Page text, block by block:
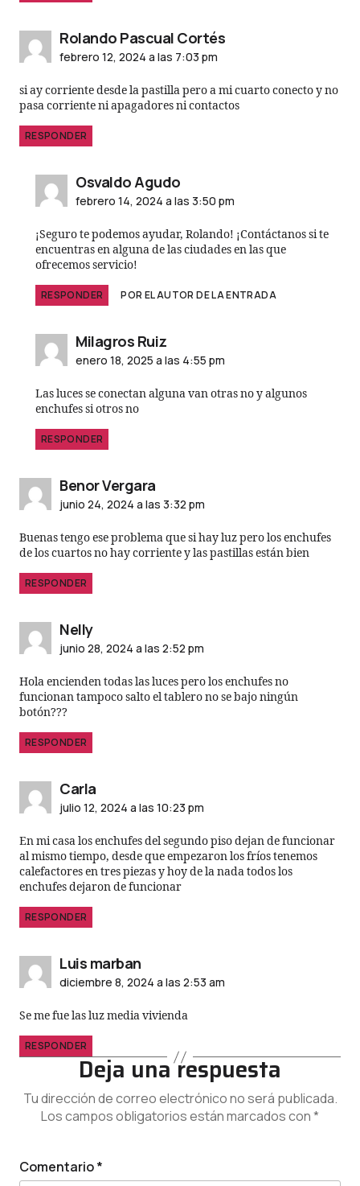
Rolando Pascual Cortés
febrero 12, 2024 a las 7:03 pm
si ay corriente desde la pastilla pero a mi cuarto conecto y no
pasa corriente ni apagadores ni contactos
RESPONDER
Osvaldo Agudo
febrero 14, 2024 a las 3:50 pm
¡Seguro te podemos ayudar, Rolando! ¡Contáctanos si te
encuentras en alguna de las ciudades en las que
ofrecemos servicio!
RESPONDER POR EL AUTOR DE LA ENTRADA
Milagros Ruiz
enero 18, 2025 a las 4:55 pm
Las luces se conectan alguna van otras no y algunos
enchufes si otros no
RESPONDER
Benor Vergara
junio 24, 2024 a las 3:32 pm
Buenas tengo ese problema que si hay luz pero los enchufes
de los cuartos no hay corriente y las pastillas están bien
RESPONDER
Nelly
junio 28, 2024 a las 2:52 pm
Hola encienden todas las luces pero los enchufes no
funcionan tampoco salto el tablero no se bajo ningún
botón???
RESPONDER
Carla
julio 12, 2024 a las 10:23 pm
En mi casa los enchufes del segundo piso dejan de funcionar
al mismo tiempo, desde que empezaron los fríos tenemos
calefactores en tres piezas y hoy de la nada todos los
enchufes dejaron de funcionar
RESPONDER
Luis marban
diciembre 8, 2024 a las 2:53 am
Se me fue las luz media vivienda
RESPONDER
Deja una respuesta
Tu dirección de correo electrónico no será publicada.
Los campos obligatorios están marcados con*
Comentario*